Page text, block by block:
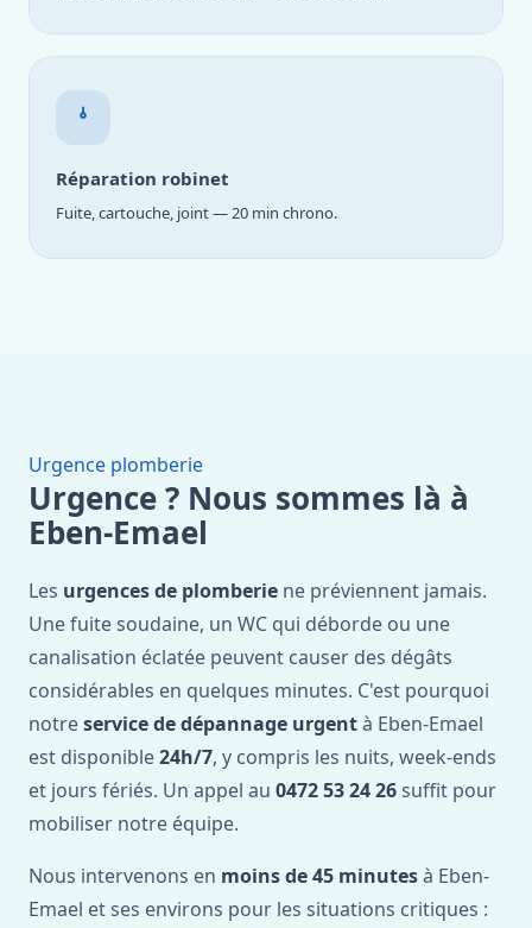
Réparation robinet
Fuite, cartouche, joint — 20 min chrono.
Urgence plomberie
Urgence ? Nous sommes là à
Eben-Emael
Les urgences de plomberie ne préviennent jamais.
Une fuite soudaine, un WC qui déborde ou une
canalisation éclatée peuvent causer des dégâts
considérables en quelques minutes. C'est pourquoi
notreservice de dépannage urgentà Eben-Emael
est disponible24h/7, y compris les nuits, week-ends
et jours fériés. Un appel au 0472 53 24 26 suffit pour
mobiliser notre équipe.
Nous intervenons en moins de 45 minutesà Eben-
Emael et ses environs pour les situations critiques :